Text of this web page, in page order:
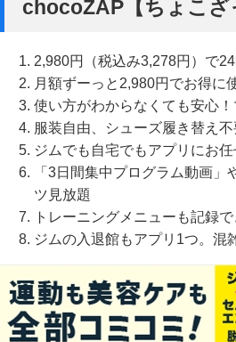
chocoZAP【ちょこざ
2,980円（税込み3,278円）で24
月額ずーっと2,980円でお得に
使い方がわからなくても安心
服装自由、シューズ履き替え
ジムでも自宅でもアプリにお
「3日間集中プログラム動画
ツ見放題
トレーニングメニューも記録
ジムの入退館もアプリ1つ。混